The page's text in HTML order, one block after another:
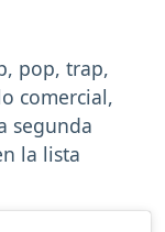
pop, trap,
comercial,
segunda
la lista